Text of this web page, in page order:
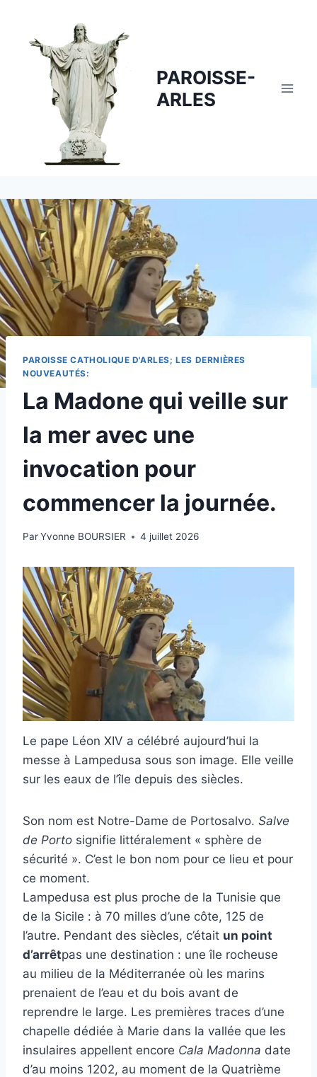
content
PAROISSE-
ARLES
PAROISSE CATHOLIQUE D'ARLES; LES DERNIÈRES
NOUVEAUTÉS:
La Madone qui veille sur
la mer avec une
invocation pour
commencer la journée.
ParYvonne BOURSIER 4 juillet 2026
Le pape Léon XIV a célébré aujourd’hui la
messe à Lampedusa sous son image. Elle veille
sur les eaux de l’île depuis des siècles.
Son nom est Notre-Dame de Portosalvo. Salve
de Porto signifie littéralement « sphère de
sécurité ». C’est le bon nom pour ce lieu et pour
ce moment.
Lampedusa est plus proche de la Tunisie que
de la Sicile : à 70 milles d’une côte, 125 de
l’autre. Pendant des siècles, c’était un point
d’arrêtpas une destination : une île rocheuse
au milieu de la Méditerranée où les marins
prenaient de l’eau et du bois avant de
reprendre le large. Les premières traces d’une
chapelle dédiée à Marie dans la vallée que les
insulaires appellent encore Cala Madonna date
d’au moins 1202, au moment de la Quatrième